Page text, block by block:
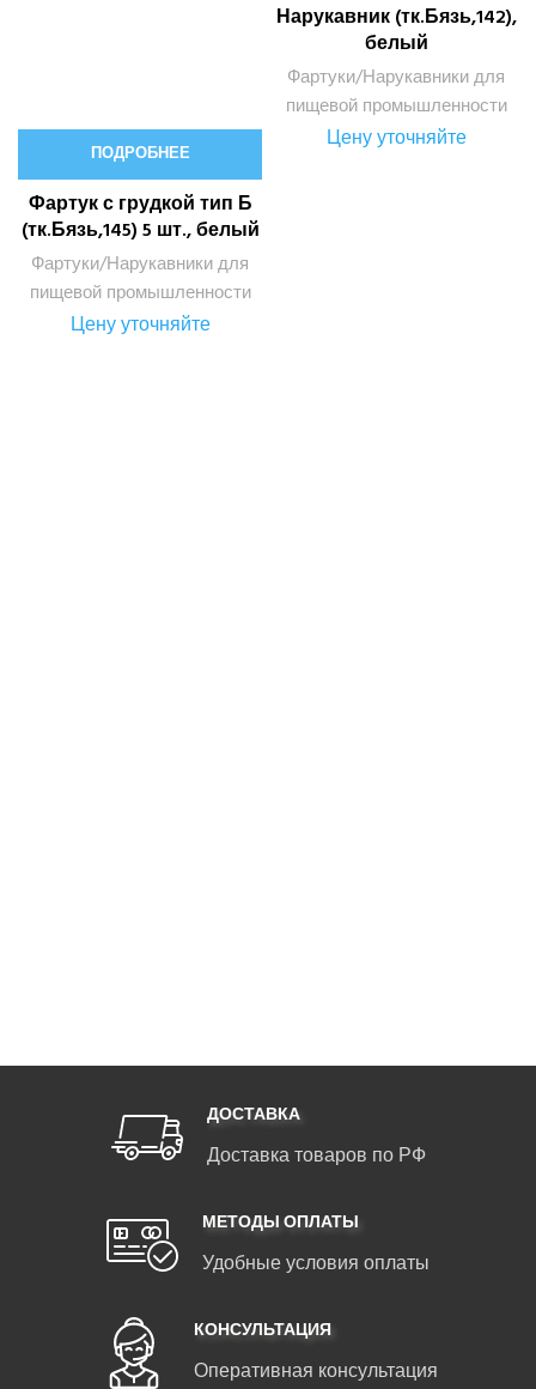
ПОДРОБНЕЕ
Фартук с грудкой тип Б
(тк.Бязь,145) 5 шт., белый
Фартуки/Нарукавники для
пищевой промышленности
Цену уточняйте
Нарукавник (тк.Бязь,142),
белый
Фартуки/Нарукавники для
пищевой промышленности
Цену уточняйте
ДОСТАВКА
Доставка товаров по РФ
МЕТОДЫ ОПЛАТЫ
Удобные условия оплаты
КОНСУЛЬТАЦИЯ
Оперативная консультация